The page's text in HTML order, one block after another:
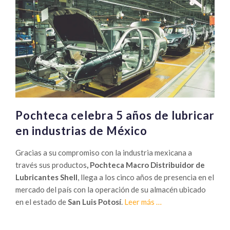
Pochteca celebra 5 años de lubricar
en industrias de México
Gracias a su compromiso con la industria mexicana a
través sus productos, Pochteca Macro Distribuidor de
Lubricantes Shell, llega a los cinco años de presencia en el
mercado del país con la operación de su almacén ubicado
en el estado deSan Luis Potosí. Leer más …